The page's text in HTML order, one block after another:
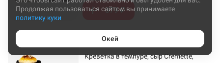
379 ₽
Эби Хот
Креветка в темпуре, сыр Cremette,
Продолжая пользоваться сайтом вы принимаете
политику куки
Окей